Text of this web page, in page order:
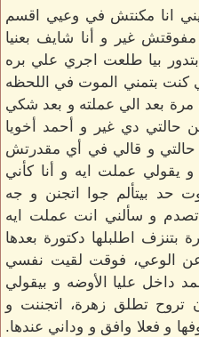
انا مكنتش في وعيي اقسم
غير و أنا شايف بعنيا
بيا طلعت اجري علي بره
كنت بتمني الموت في اللحظه
بعد الي عملته و بعد شكي
حالتي دي غير و أحمد أخويا
حالتي و قالي في أي مقدرتش
و يقولي عملت ايه و أنا كأني
بيتألم جوا اتجنن و جه
و سألني انت عملت ايه
اطلبلها دكتورة بعدها
الوعي، فوقت لقيت نفسي
داخل عليا الأوضه و بيقولي
تروح تطلق زهرة، اتجننت و
و فعلا وافق و وداني عندها.